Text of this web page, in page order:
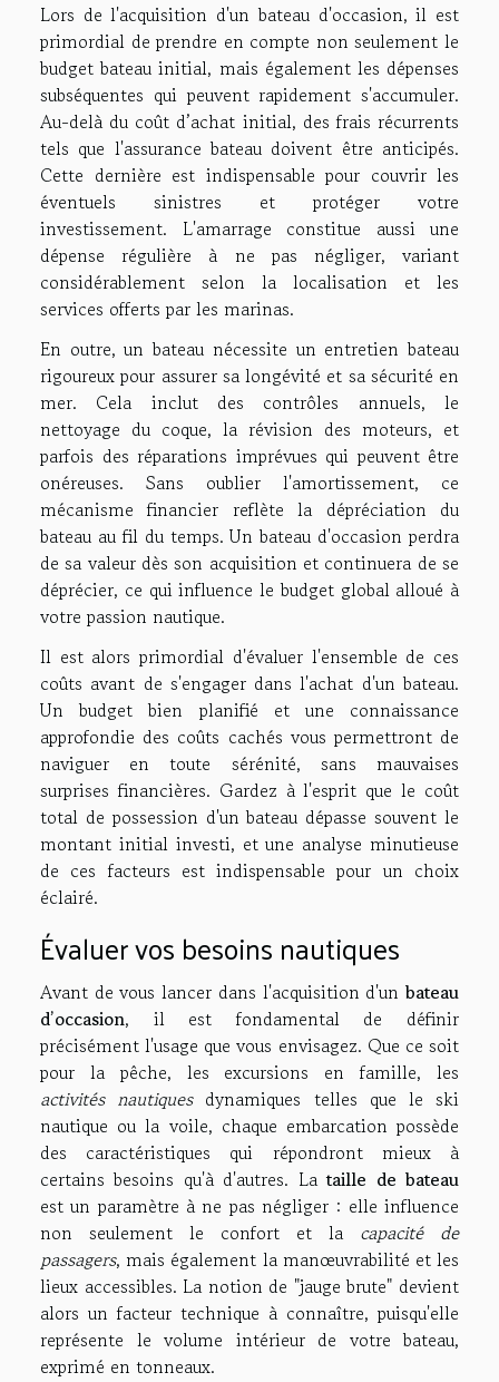
Lors de l'acquisition d'un bateau d'occasion, il est
primordial de prendre en compte non seulement le
budget bateau initial, mais également les dépenses
subséquentes qui peuvent rapidement s'accumuler.
Au-delà du coût d’achat initial, des frais récurrents
tels que l'assurance bateau doivent être anticipés.
Cette dernière est indispensable pour couvrir les
éventuels sinistres et protéger votre
investissement. L'amarrage constitue aussi une
dépense régulière à ne pas négliger, variant
considérablement selon la localisation et les
services offerts par les marinas.
En outre, un bateau nécessite un entretien bateau
rigoureux pour assurer sa longévité et sa sécurité en
mer. Cela inclut des contrôles annuels, le
nettoyage du coque, la révision des moteurs, et
parfois des réparations imprévues qui peuvent être
onéreuses. Sans oublier l'amortissement, ce
mécanisme financier reflète la dépréciation du
bateau au fil du temps. Un bateau d'occasion perdra
de sa valeur dès son acquisition et continuera de se
déprécier, ce qui influence le budget global alloué à
votre passion nautique.
Il est alors primordial d'évaluer l'ensemble de ces
coûts avant de s'engager dans l'achat d'un bateau.
Un budget bien planifié et une connaissance
approfondie des coûts cachés vous permettront de
naviguer en toute sérénité, sans mauvaises
surprises financières. Gardez à l'esprit que le coût
total de possession d'un bateau dépasse souvent le
montant initial investi, et une analyse minutieuse
de ces facteurs est indispensable pour un choix
éclairé.
Évaluer vos besoins nautiques
Avant de vous lancer dans l'acquisition d'un bateau
d’occasion, il est fondamental de définir
précisément l'usage que vous envisagez. Que ce soit
pour la pêche, les excursions en famille, les
activités nautiquesdynamiques telles que le ski
nautique ou la voile, chaque embarcation possède
des caractéristiques qui répondront mieux à
certains besoins qu'à d'autres. Lataille de bateau
est un paramètre à ne pas négliger : elle influence
non seulement le confort et la capacité de
passagers, mais également la manœuvrabilité et les
lieux accessibles. La notion de "jauge brute" devient
alors un facteur technique à connaître, puisqu'elle
représente le volume intérieur de votre bateau,
exprimé en tonneaux.